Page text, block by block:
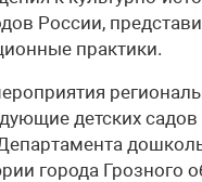
России,
практики.
детских садов
города Грозного